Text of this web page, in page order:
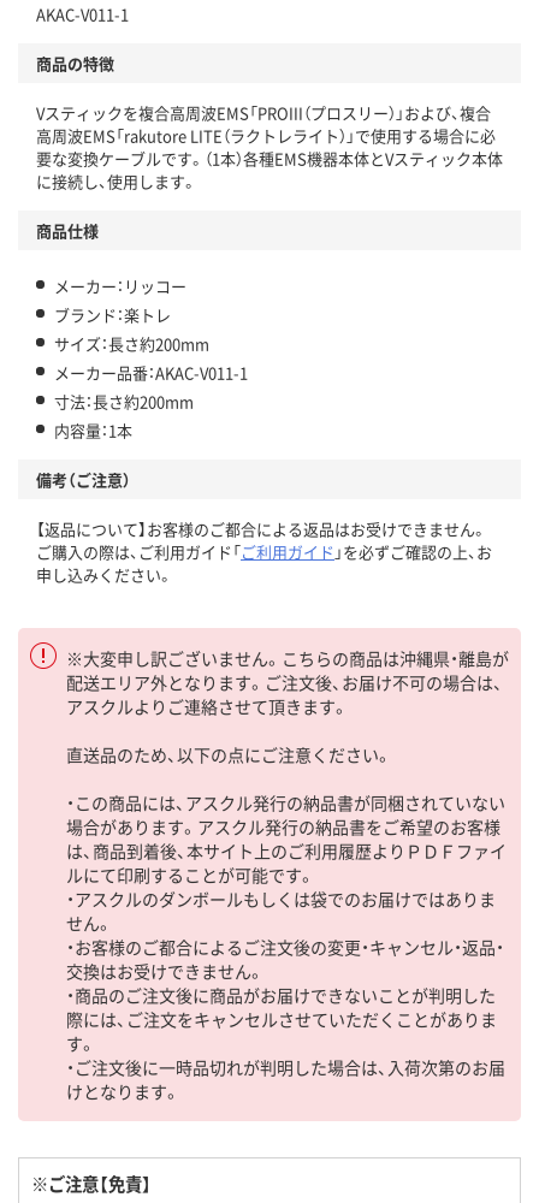
AKAC-V011-1
商品の特徴
Vスティックを複合高周波EMS「PROIII（プロスリー）」および、複合
高周波EMS「rakutore LITE（ラクトレライト）」で使用する場合に必
要な変換ケーブルです。（1本）各種EMS機器本体とVスティック本体
に接続し、使用します。
商品仕様
メーカー：リッコー
ブランド：楽トレ
サイズ：長さ約200mm
メーカー品番：AKAC-V011-1
寸法：長さ約200mm
内容量：1本
備考（ご注意）
【返品について】お客様のご都合による返品はお受けできません。
ご購入の際は、ご利用ガイド「ご利用ガイド 」を必ずご確認の上、お
申し込みください。
※大変申し訳ございません。こちらの商品は沖縄県・離島が
配送エリア外となります。ご注文後、お届け不可の場合は、
アスクルよりご連絡させて頂きます。
直送品のため、以下の点にご注意ください。
・この商品には、アスクル発行の納品書が同梱されていない
場合があります。アスクル発行の納品書をご希望のお客様
は、商品到着後、本サイト上のご利用履歴よりＰＤＦファイ
ルにて印刷することが可能です。
・アスクルのダンボールもしくは袋でのお届けではありま
せん。
・お客様のご都合によるご注文後の変更・キャンセル・返品・
交換はお受けできません。
・商品のご注文後に商品がお届けできないことが判明した
際には、ご注文をキャンセルさせていただくことがありま
す。
・ご注文後に一時品切れが判明した場合は、入荷次第のお届
けとなります。
※ご注意【免責】